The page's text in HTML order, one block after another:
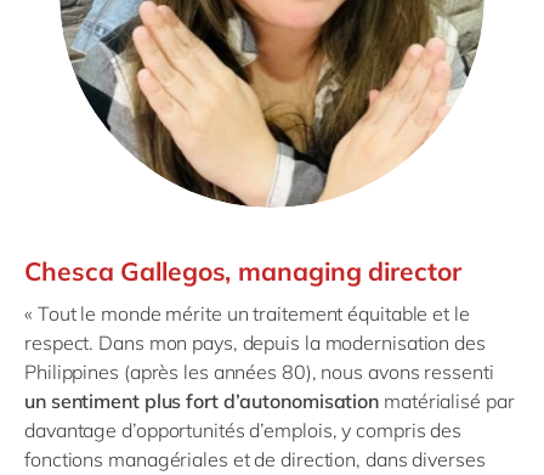
Chesca Gallegos, managing director
« Tout le monde mérite un traitement équitable et le
respect. Dans mon pays, depuis la modernisation des
Philippines (après les années 80), nous avons ressenti
un sentiment plus fort d’autonomisation matérialisé par
davantage d’opportunités d’emplois, y compris des
fonctions managériales et de direction, dans diverses